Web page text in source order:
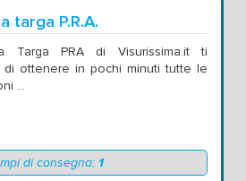
targa P.R.A.
Targa PRA di Visurissima.it ti
di ottenere in pochi minuti tutte le
...
di consegna: 1